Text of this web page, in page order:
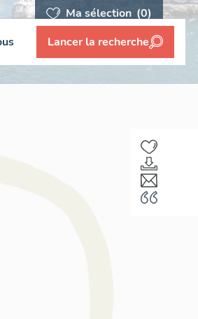
Ma sélection (0)
Lancer la recherche